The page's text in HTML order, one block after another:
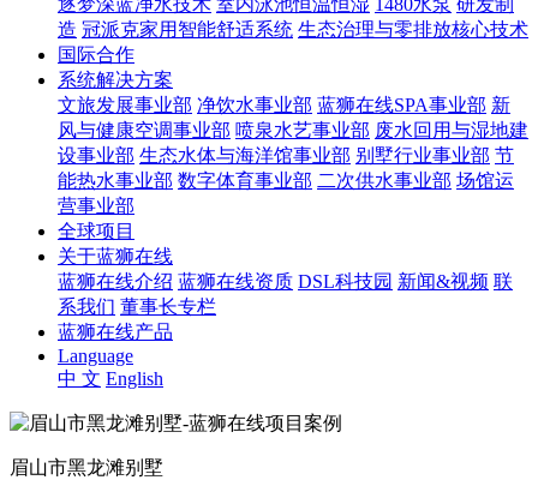
逐梦深蓝净水技术 室内泳池恒温恒湿 1480水泵 研发制
造 冠派克家用智能舒适系统 生态治理与零排放核心技术
国际合作
系统解决方案
文旅发展事业部 净饮水事业部 蓝狮在线SPA事业部 新
风与健康空调事业部 喷泉水艺事业部 废水回用与湿地建
设事业部 生态水体与海洋馆事业部 别墅行业事业部 节
能热水事业部 数字体育事业部 二次供水事业部 场馆运
营事业部
全球项目
关于蓝狮在线
蓝狮在线介绍 蓝狮在线资质 DSL科技园 新闻&视频 联
系我们 董事长专栏
蓝狮在线产品
Language
中 文 English
眉山市黑龙滩别墅